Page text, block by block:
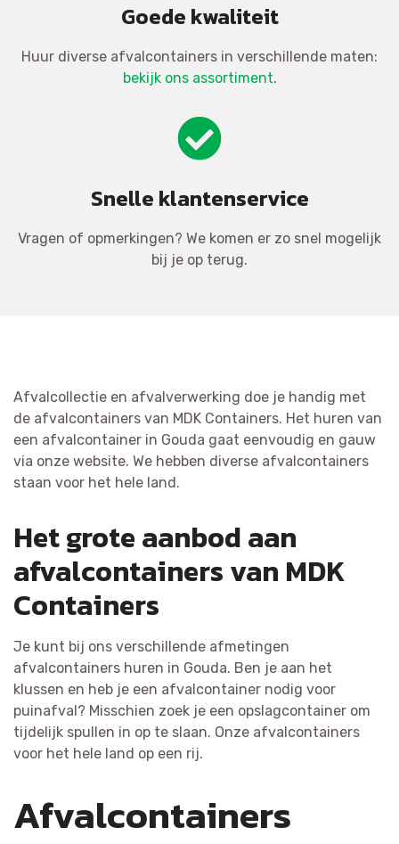
Goede kwaliteit
Huur diverse afvalcontainers in verschillende maten:
bekijk ons assortiment.
Snelle klantenservice
Vragen of opmerkingen? We komen er zo snel mogelijk
bij je op terug.
Afvalcollectie en afvalverwerking doe je handig met
de afvalcontainers van MDK Containers. Het huren van
een afvalcontainer in Gouda gaat eenvoudig en gauw
via onze website. We hebben diverse afvalcontainers
staan voor het hele land.
Het grote aanbod aan
afvalcontainers van MDK
Containers
Je kunt bij ons verschillende afmetingen
afvalcontainers huren in Gouda. Ben je aan het
klussen en heb je een afvalcontainer nodig voor
puinafval? Misschien zoek je een opslagcontainer om
tijdelijk spullen in op te slaan. Onze afvalcontainers
voor het hele land op een rij.
Afvalcontainers